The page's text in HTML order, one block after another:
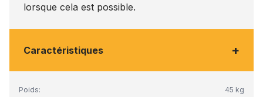
lorsque cela est possible.
Caractéristiques +
Poids: 45 kg